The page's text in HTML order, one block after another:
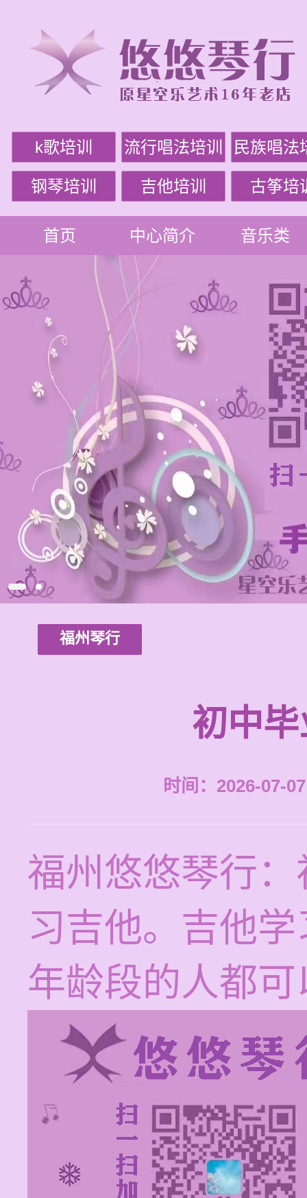
k歌培训 流行唱法培训 民族唱法
钢琴培训 吉他培训 古筝培
首页 中心简介 音乐类
福州琴行
初中
时间：2026-07-
福州悠悠琴行
习吉他。吉他
年龄段的人都